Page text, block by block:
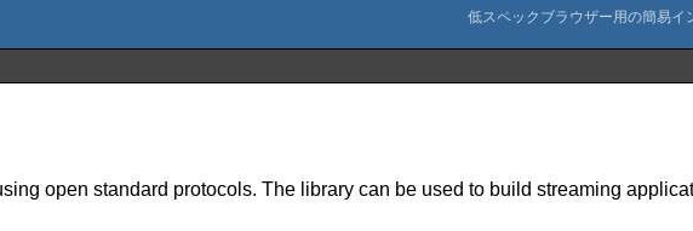
open standard protocols. The library can be used to build streaming